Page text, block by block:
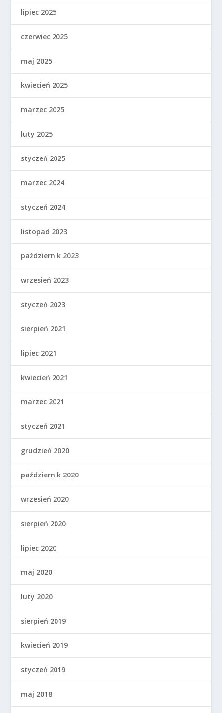
lipiec 2025
czerwiec 2025
maj 2025
kwiecień 2025
marzec 2025
luty 2025
styczeń 2025
marzec 2024
styczeń 2024
listopad 2023
październik 2023
wrzesień 2023
styczeń 2023
sierpień 2021
lipiec 2021
kwiecień 2021
marzec 2021
styczeń 2021
grudzień 2020
październik 2020
wrzesień 2020
sierpień 2020
lipiec 2020
maj 2020
luty 2020
sierpień 2019
kwiecień 2019
styczeń 2019
maj 2018